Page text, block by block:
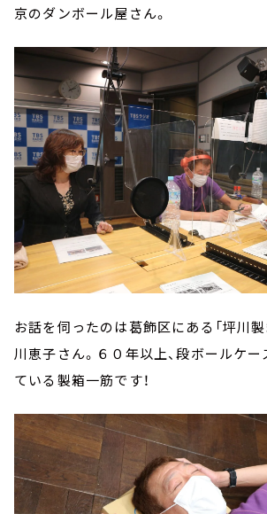
京のダンボール屋さん。
お話を伺ったのは葛飾区にある「坪川製
川恵子さん。６０年以上、段ボールケ
ている製箱一筋です！